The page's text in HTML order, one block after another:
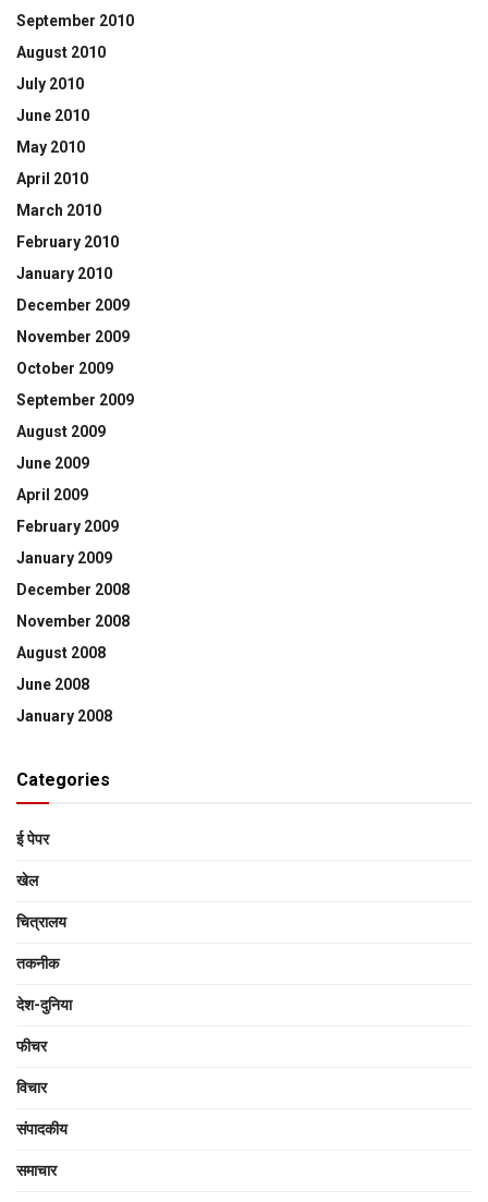
September 2010
August 2010
July 2010
June 2010
May 2010
April 2010
March 2010
February 2010
January 2010
December 2009
November 2009
October 2009
September 2009
August 2009
June 2009
April 2009
February 2009
January 2009
December 2008
November 2008
August 2008
June 2008
January 2008
Categories
ई पेपर
खेल
चित्रालय
तकनीक
देश-दुनिया
फीचर
विचार
संपादकीय
समाचार